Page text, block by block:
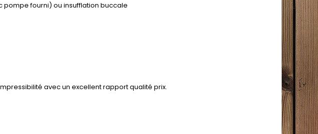
fourni) ou insufflation buccale
avec un excellent rapport qualité prix.